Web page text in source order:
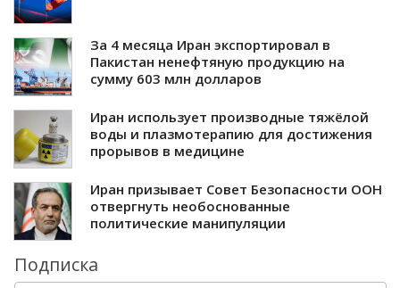
За 4 месяца Иран экспортировал в
Пакистан ненефтяную продукцию на
сумму 603 млн долларов
Иран использует производные тяжёлой
воды и плазмотерапию для достижения
прорывов в медицине
Иран призывает Совет Безопасности ООН
отвергнуть необоснованные
политические манипуляции
Подписка